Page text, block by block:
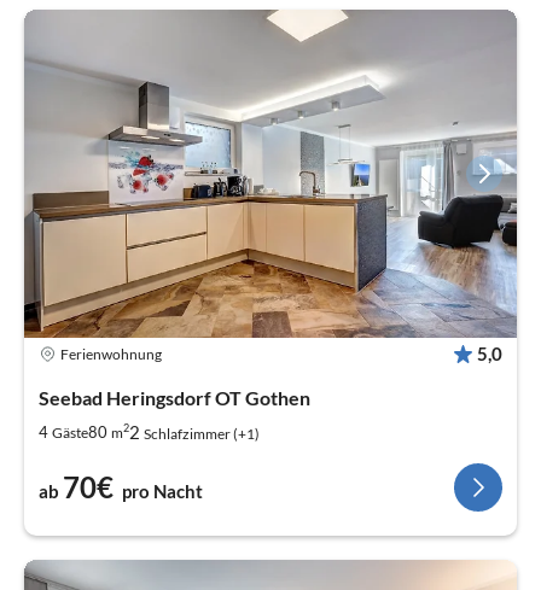
Ferienwohnung 5,0
Seebad Heringsdorf OT Gothen
4 Gäste80 m22 Schlafzimmer (+1)
ab 70€ pro Nacht